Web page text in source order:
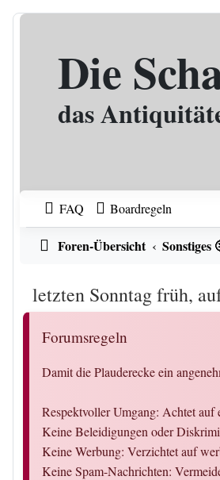
Zum Inhalt
Die
das
FAQ Boardregeln
Foren-Übersicht Sonstiges
letzten Sonntag früh,
Forumsregeln
Damit die Plauderecke ein
Respektvoller Umgang: Achtet
Keine Beleidigungen oder
Keine Werbung: Verzichtet auf
Keine Spam-Nachrichten: